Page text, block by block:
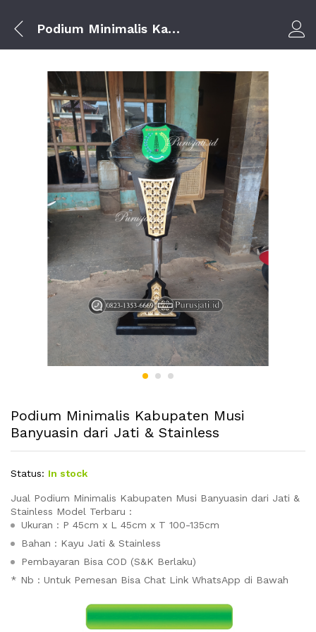
Podium Minimalis Kabupaten Musi Banyuasin dari Jati & Stainless
Podium Minimalis Kabupaten Musi
Banyuasin dari Jati & Stainless
Status: In stock
Jual Podium Minimalis Kabupaten Musi Banyuasin dari Jati &
Stainless Model Terbaru :
Ukuran : P 45cm x L 45cm x T 100-135cm
Bahan : Kayu Jati & Stainless
Pembayaran Bisa COD (S&K Berlaku)
* Nb : Untuk Pemesan Bisa Chat Link WhatsApp di Bawah